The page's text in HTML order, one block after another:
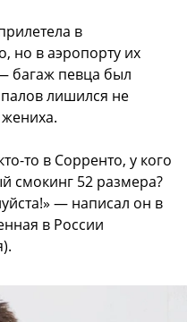
в
но в аэропорту их
багаж певца был
лишился не
то в Сорренто, у кого
смокинг 52 размера?
— написал он в
в России